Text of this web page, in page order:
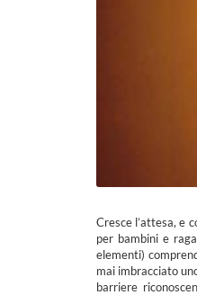
Cresce l’attesa, e
per bambini e
elementi)
mai imbracciato
barriere